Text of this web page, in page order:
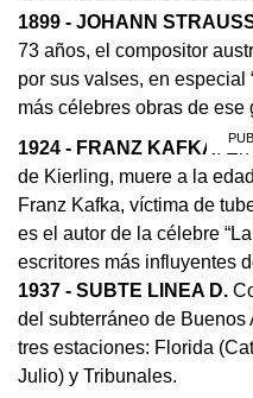
1899 - JOHANN
73 años, el compositor
por sus valses, en especial
más célebres obras de ese
1924 - FRANZ KAFKA
.
de Kierling, muere a la
Franz Kafka, víctima de
es el autor de la célebre
escritores más influyentes
1937 - SUBTE LINEA D.
del subterráneo de
tres estaciones: Florida
Julio) y Tribunales.